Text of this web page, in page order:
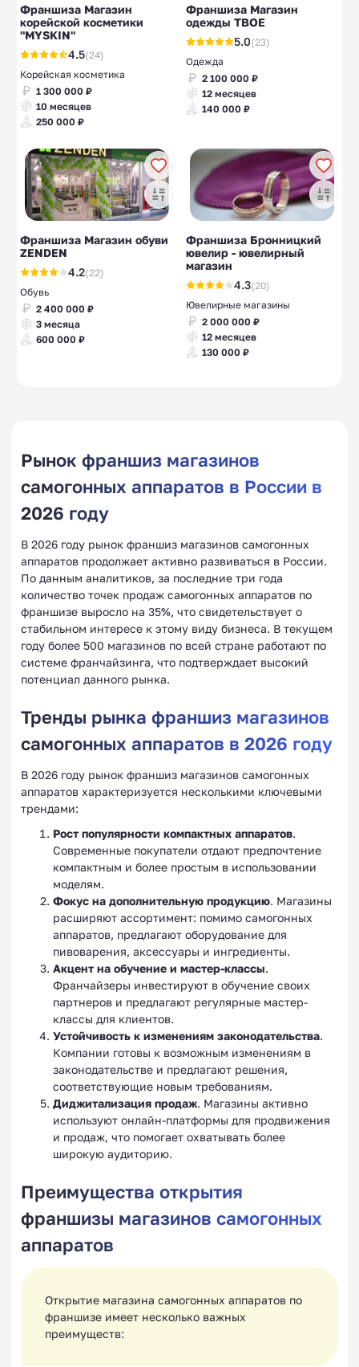
Франшиза Магазин
корейской косметики
"MYSKIN"
4.5(24)
Корейская косметика
1 300 000 ₽
10 месяцев
250 000 ₽
Франшиза Магазин
одежды ТВОЕ
5.0(23)
Одежда
2 100 000 ₽
12 месяцев
140 000 ₽
Франшиза Магазин обуви
ZENDEN
4.2(22)
Обувь
2 400 000 ₽
3 месяца
600 000 ₽
Франшиза Бронницкий
ювелир - ювелирный
магазин
4.3(20)
Ювелирные магазины
2 000 000 ₽
12 месяцев
130 000 ₽
Рынок франшиз магазинов
самогонных аппаратов в России в
2026 году
В 2026 году рынок франшиз магазинов самогонных
аппаратов продолжает активно развиваться в России.
По данным аналитиков, за последние три года
количество точек продаж самогонных аппаратов по
франшизе выросло на 35%, что свидетельствует о
стабильном интересе к этому виду бизнеса. В текущем
году более 500 магазинов по всей стране работают по
системе франчайзинга, что подтверждает высокий
потенциал данного рынка.
Тренды рынка франшиз магазинов
самогонных аппаратов в 2026 году
В 2026 году рынок франшиз магазинов самогонных
аппаратов характеризуется несколькими ключевыми
трендами:
Рост популярности компактных аппаратов.
Современные покупатели отдают предпочтение
компактным и более простым в использовании
моделям.
Фокус на дополнительную продукцию. Магазины
расширяют ассортимент: помимо самогонных
аппаратов, предлагают оборудование для
пивоварения, аксессуары и ингредиенты.
Акцент на обучение и мастер-классы.
Франчайзеры инвестируют в обучение своих
партнеров и предлагают регулярные мастер-
классы для клиентов.
Устойчивость к изменениям законодательства.
Компании готовы к возможным изменениям в
законодательстве и предлагают решения,
соответствующие новым требованиям.
Диджитализация продаж. Магазины активно
используют онлайн-платформы для продвижения
и продаж, что помогает охватывать более
широкую аудиторию.
Преимущества открытия
франшизы магазинов самогонных
аппаратов
Открытие магазина самогонных аппаратов по
франшизе имеет несколько важных
преимуществ: